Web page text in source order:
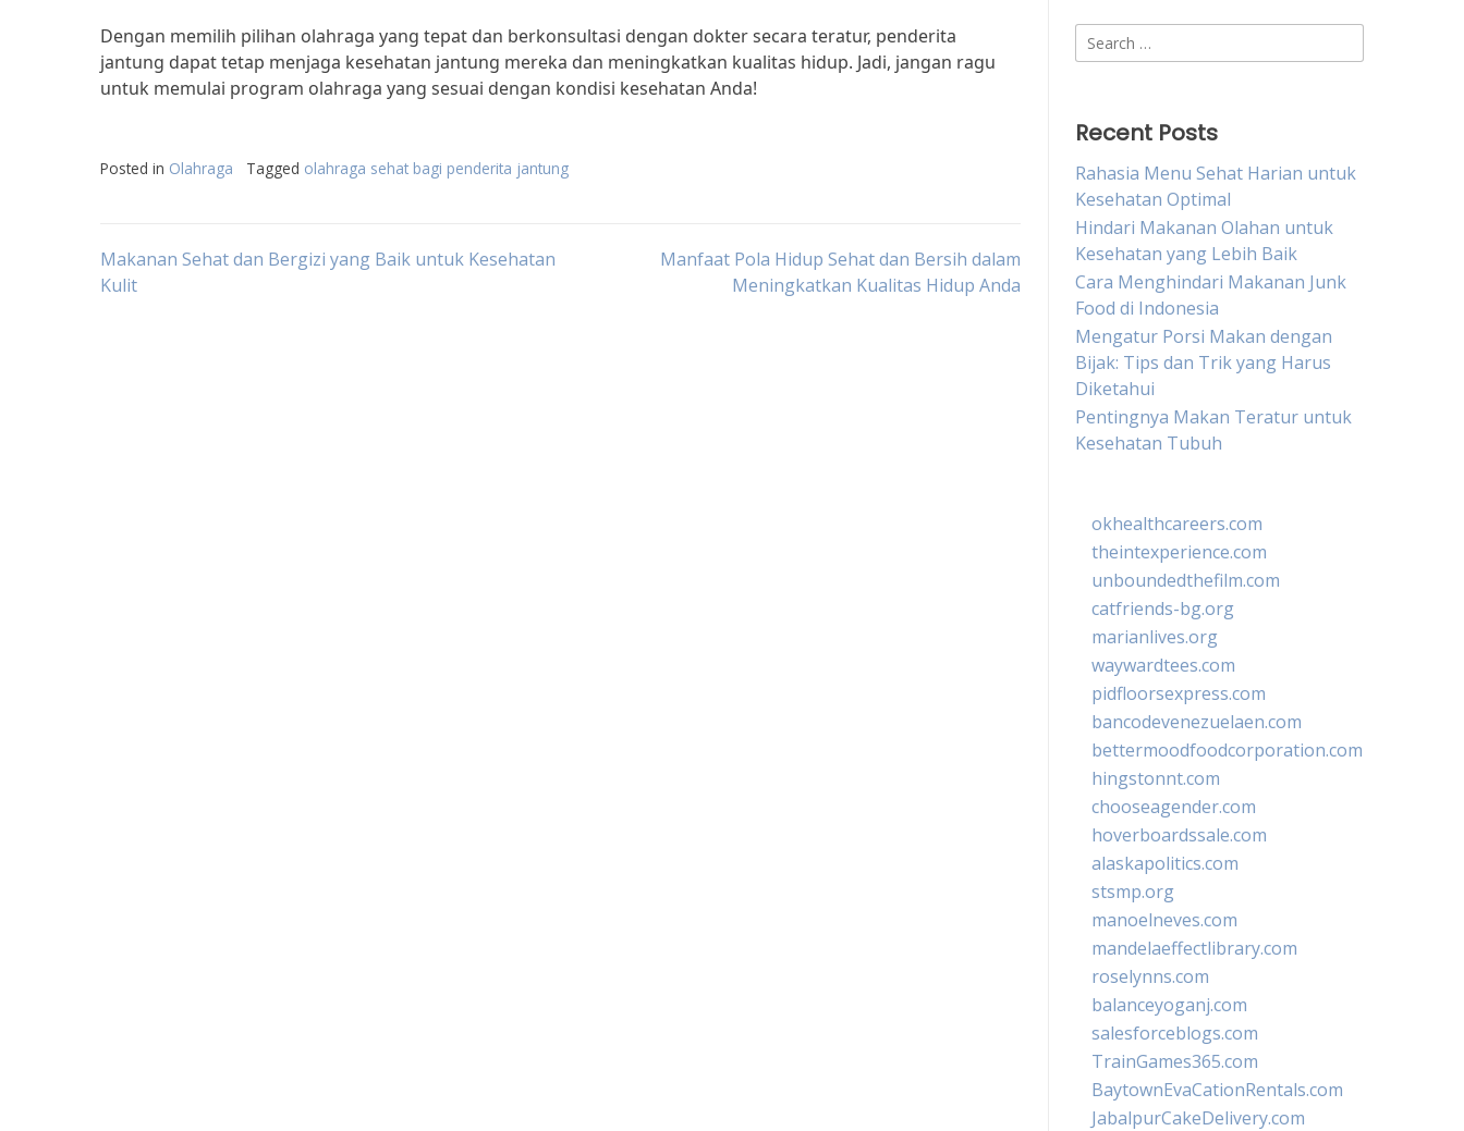
Dengan memilih pilihan olahraga yang tepat dan berkonsultasi dengan dokter secara teratur, penderita
jantung dapat tetap menjaga kesehatan jantung mereka dan meningkatkan kualitas hidup. Jadi, jangan ragu
untuk memulai program olahraga yang sesuai dengan kondisi kesehatan Anda!
Posted in Olahraga Tagged olahraga sehat bagi penderita jantung
Post
Makanan Sehat dan Bergizi yang Baik untuk Kesehatan
Kulit
Manfaat Pola Hidup Sehat dan Bersih dalam
Meningkatkan Kualitas Hidup Anda
Search
for:
Recent Posts
Rahasia Menu Sehat Harian untuk
Kesehatan Optimal
Hindari Makanan Olahan untuk
Kesehatan yang Lebih Baik
Cara Menghindari Makanan Junk
Food di Indonesia
Mengatur Porsi Makan dengan
Bijak: Tips dan Trik yang Harus
Diketahui
Pentingnya Makan Teratur untuk
Kesehatan Tubuh
okhealthcareers.com
theintexperience.com
unboundedthefilm.com
catfriends-bg.org
marianlives.org
waywardtees.com
pidfloorsexpress.com
bancodevenezuelaen.com
bettermoodfoodcorporation.com
hingstonnt.com
chooseagender.com
hoverboardssale.com
alaskapolitics.com
stsmp.org
manoelneves.com
mandelaeffectlibrary.com
roselynns.com
balanceyoganj.com
salesforceblogs.com
TrainGames365.com
BaytownEvaCationRentals.com
JabalpurCakeDelivery.com